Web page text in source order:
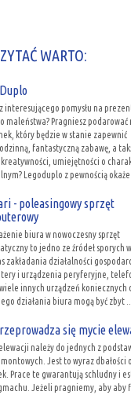
WARTO:
interesującego pomysłu na
maleństwa? Pragniesz podarować
który będzie w stanie zapewnić
fantastyczną zabawę, a
umiejętności o
Legoduplo z pewnością okaże
- poleasingowy sprzęt
biura w nowoczesny sprzęt
to jedno ze źródeł sporych
zakładania działalności
i urządzenia peryferyjne,
innych urządzeń koniecznych
działania biura mogą być zbyt ...
się mycie
należy do jednych z
Jest to wyraz dbałości o
Prace te gwarantują schludny i
Jeżeli pragniemy, aby aby